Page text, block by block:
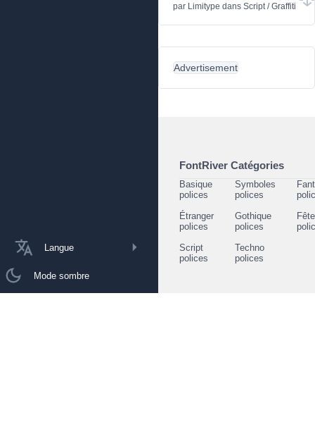
Langue
Mode sombre
par Limitype dans Script/Graffiti
Advertisement
FontRiver Catégories
Basique
polices
Symboles
polices
Étranger
polices
Gothique
polices
Script
polices
Techno
polices